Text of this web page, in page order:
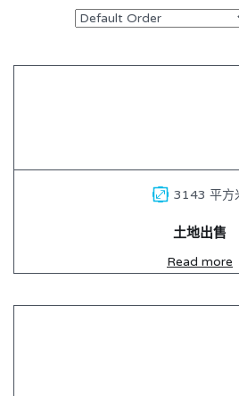
3143 平方
土地出售
Read more